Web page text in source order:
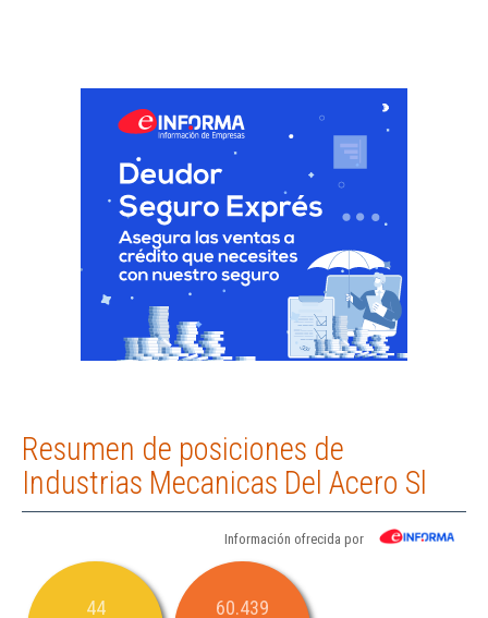
Resumen de posiciones de
Industrias Mecanicas Del Acero Sl
Información ofrecida por
44 60.439